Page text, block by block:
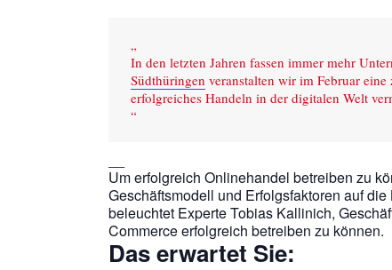
In den letzten Jahren fassen immer mehr
Südthüringen veranstalten wir im Februar
erfolgreiches Handeln in der digitalen Welt
Um erfolgreich Onlinehandel betreiben zu
Geschäftsmodell und Erfolgsfaktoren auf
beleuchtet Experte Tobias Kallinich,
Commerce erfolgreich betreiben zu können.
Das erwartet Sie: